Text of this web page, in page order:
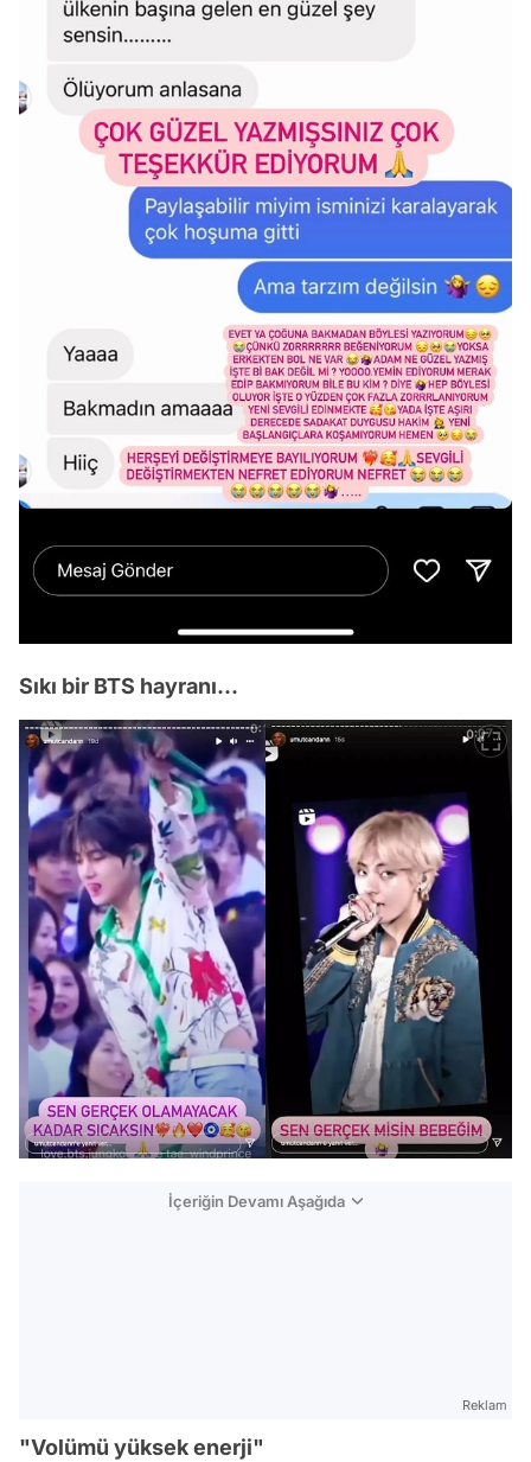
Sıkı bir BTS hayranı...
İçeriğin Devamı Aşağıda
Reklam
"Volümü yüksek enerji"